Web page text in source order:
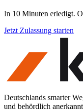
In 10 Minuten erledigt.
Jetzt Zulassung starten
Deutschlands smarter
und behördlich